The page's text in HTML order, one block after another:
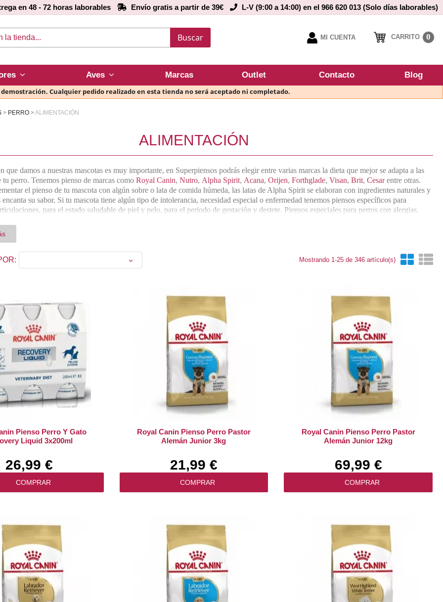
en 48 - 72 horas laborables Envío gratis a partir de 39€ L-V (9:00 a 14:00) en el 966 620 013 (Solo días laborables)
Buscar MI CUENTA CARRITO 0
Aves Marcas Outlet Contacto Blog
Cualquier pedido realizado en esta tienda no será aceptado ni completado.
PERRO ALIMENTACIÓN
ALIMENTACIÓN
que damos a nuestras mascotas es muy importante, en Superpiensos podrás elegir entre varias marcas la dieta que mejor se adapta a las
tu perro. Tenemos pienso de marcas como Royal Canin, Nutro, Alpha Spirit, Acana, Orijen, Forthglade, Visan, Brit, Cesar entre otras.
el pienso de tu mascota con algún sobre o lata de comida húmeda, las latas de Alpha Spirit se elaboran con ingredientes naturales y
encanta su sabor. Si tu mascota tiene algún tipo de intolerancia, necesidad especial o enfermedad tenemos piensos específicos para
para el estado saludable de piel y pelo, para el periodo de gestación y destete. Piensos especiales para perros con alergias,
tu mascota sigue una dieta adaptada a él y a sus necesidades.
 Mostrando 1-25 de 346 artículo(s)
Pienso Perro Y Gato
Liquid 3x200ml
26,99 €
COMPRAR
Royal Canin Pienso Perro Pastor
Alemán Junior 3kg
21,99 €
COMPRAR
Royal Canin Pienso Perro Pastor
Alemán Junior 12kg
69,99 €
COMPRAR